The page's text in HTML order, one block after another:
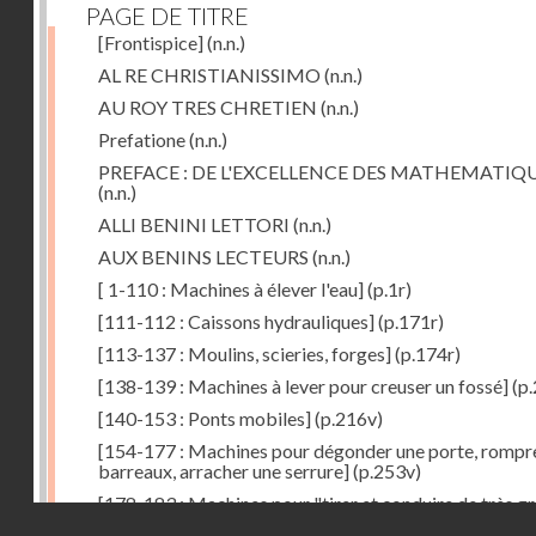
PAGE DE TITRE
[Frontispice](n.n.)
AL RE CHRISTIANISSIMO (n.n.)
AU ROY TRES CHRETIEN (n.n.)
Prefatione(n.n.)
PREFACE : DE L'EXCELLENCE DES
(n.n.)
ALLI BENINI LETTORI (n.n.)
AUX BENINS LECTEURS (n.n.)
[ 1-110 : Machines à élever l'eau](p.1r)
[111-112 : Caissons hydrauliques](p.171r)
[113-137 : Moulins, scieries, forges](p.174r)
[138-139 : Machines à lever pour creuser un fossé]
[140-153 : Ponts mobiles](p.216v)
[154-177 : Machines pour dégonder une porte,
barreaux, arracher une serrure](p.253v)
[178-183 : Machines pour "tirer et conduire de très